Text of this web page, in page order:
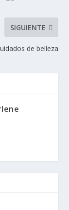
SIGUIENTE
de belleza